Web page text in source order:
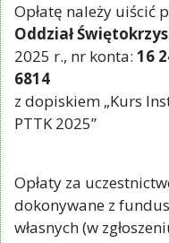
Opłatę należy uiścić
Oddział
2025 r., nr konta: 16
6814
z dopiskiem „Kurs
PTTK 2025”
Opłaty za
dokonywane z
własnych (w